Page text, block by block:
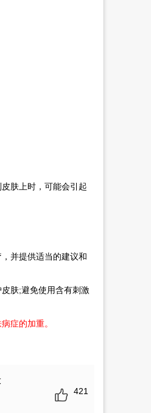
肤上时，可能会引起
并提供适当的建议和
肤;避免使用含有刺激
症的加重。
421